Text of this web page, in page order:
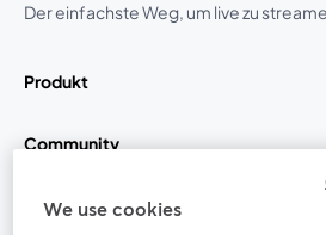
Der einfachste Weg, um live zu
Produkt
Community
StreamYard für
We use cookies